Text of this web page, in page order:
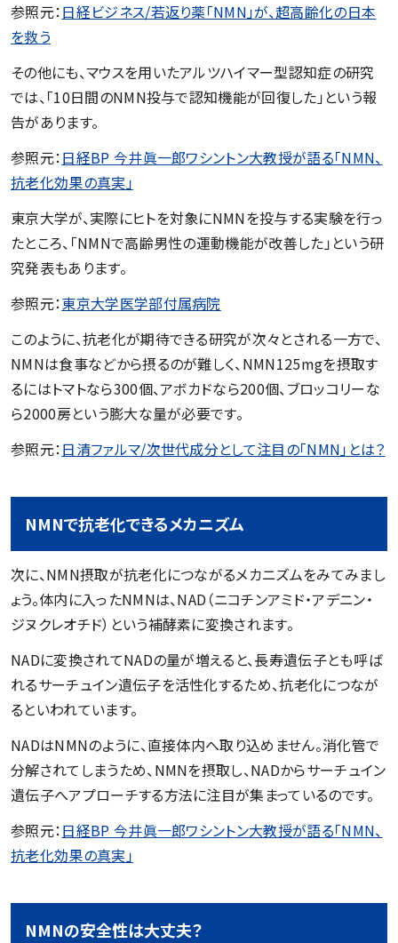
参照元：日経ビジネス/若返り薬「NMN」が、超高齢化の日本
を救う
その他にも、マウスを用いたアルツハイマー型認知症の研究
では、「10日間のNMN投与で認知機能が回復した」という報
告があります。
参照元：日経BP 今井眞一郎ワシントン大教授が語る「NMN、
抗老化効果の真実」
東京大学が、実際にヒトを対象にNMNを投与する実験を行っ
たところ、「NMNで高齢男性の運動機能が改善した」という研
究発表もあります。
参照元：東京大学医学部付属病院
このように、抗老化が期待できる研究が次々とされる一方で、
NMNは食事などから摂るのが難しく、NMN125mgを摂取す
るにはトマトなら300個、アボカドなら200個、ブロッコリーな
ら2000房という膨大な量が必要です。
参照元：日清ファルマ/次世代成分として注目の「NMN」とは？
NMNで抗老化できるメカニズム
次に、NMN摂取が抗老化につながるメカニズムをみてみまし
ょう。体内に入ったNMNは、NAD（ニコチンアミド・アデニン・
ジヌクレオチド）という補酵素に変換されます。
NADに変換されてNADの量が増えると、長寿遺伝子とも呼ば
れるサーチュイン遺伝子を活性化するため、抗老化につなが
るといわれています。
NADはNMNのように、直接体内へ取り込めません。消化管で
分解されてしまうため、NMNを摂取し、NADからサーチュイン
遺伝子へアプローチする方法に注目が集まっているのです。
参照元：日経BP 今井眞一郎ワシントン大教授が語る「NMN、
抗老化効果の真実」
NMNの安全性は大丈夫？